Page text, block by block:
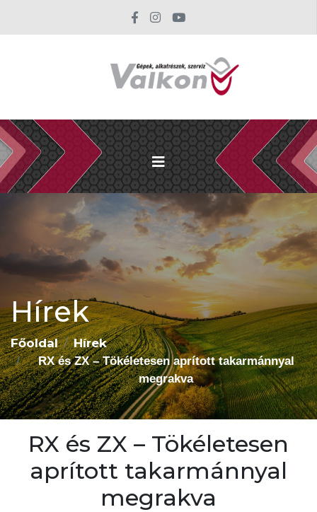
Hírek
Főoldal Hírek
RX és ZX – Tökéletesen aprított takarmánnyal
megrakva
RX és ZX – Tökéletesen
aprított takarmánnyal
megrakva